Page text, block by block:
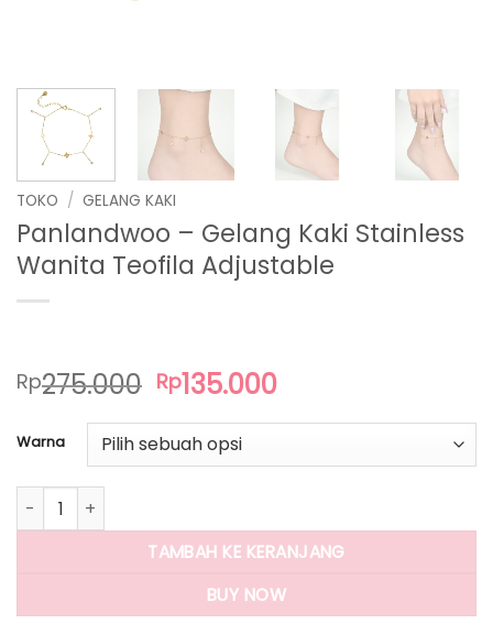
TOKO / GELANG KAKI
Panlandwoo – Gelang Kaki Stainless
Wanita Teofila Adjustable
Rp275.000 Harga
adalah:
Rp275.000.
Rp135.000Harga
adalah:
Warna
Kuantitas Panlandwoo - Gelang Kaki Stainless Wanita
TAMBAH KE KERANJANG
BUY NOW